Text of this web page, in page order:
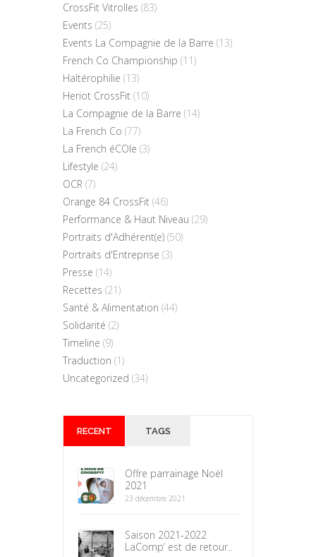
CrossFit Vitrolles (83)
Events (25)
Events La Compagnie de la Barre (13)
French Co Championship (11)
Haltérophilie (13)
Heriot CrossFit (10)
La Compagnie de la Barre (14)
La French Co (77)
La French éCOle (3)
Lifestyle (24)
OCR (7)
Orange 84 CrossFit (46)
Performance & Haut Niveau (29)
Portraits d'Adhérent(e) (50)
Portraits d'Entreprise (3)
Presse (14)
Recettes (21)
Santé & Alimentation (44)
Solidarité (2)
Timeline (9)
Traduction (1)
Uncategorized (34)
RECENT TAGS
Offre parrainage Noël
2021
23 décembre 2021
Saison 2021-2022
LaComp’ est de retour..